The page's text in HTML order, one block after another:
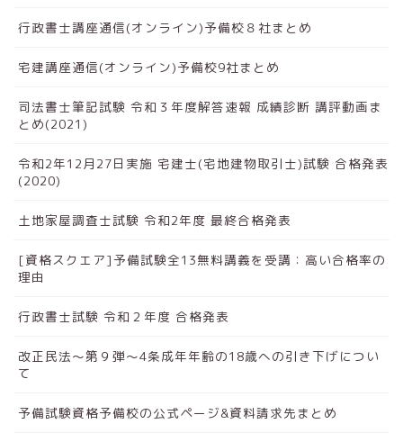
行政書士講座通信(オンライン)予備校８社まとめ
宅建講座通信(オンライン)予備校9社まとめ
司法書士筆記試験 令和３年度解答速報 成績診断 講評動画ま
とめ(2021)
令和2年12月27日実施 宅建士(宅地建物取引士)試験 合格発表
(2020)
土地家屋調査士試験 令和2年度 最終合格発表
[資格スクエア]予備試験全13無料講義を受講：高い合格率の
理由
行政書士試験 令和２年度 合格発表
改正民法～第９弾～4条成年年齢の18歳への引き下げについ
て
予備試験資格予備校の公式ページ&資料請求先まとめ